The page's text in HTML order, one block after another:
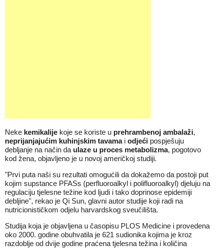
Neke kemikalije koje se koriste u prehrambenoj ambalaži,
neprijanjajućim kuhinjskim tavamai odjeći pospješuju
debljanje na način da ulaze u proces metabolizma, pogotovo
kod žena, objavljeno je u novoj američkoj studiji.
"Prvi puta naši su rezultati omogućili da dokažemo da postoji put
kojim supstance PFASs (perfluoroalkyl i polifluoroalkyl) djeluju na
regulaciju tjelesne težine kod ljudi i tako doprinose epidemiji
debljine", rekao je Qi Sun, glavni autor studije koji radi na
nutricionističkom odjelu harvardskog sveučilišta.
Studija koja je objavljena u časopisu PLOS Medicine i provedena
oko 2000. godine obuhvatila je 621 sudionika kojima je kroz
razdoblje od dvije godine praćena tjelesna težina i količina